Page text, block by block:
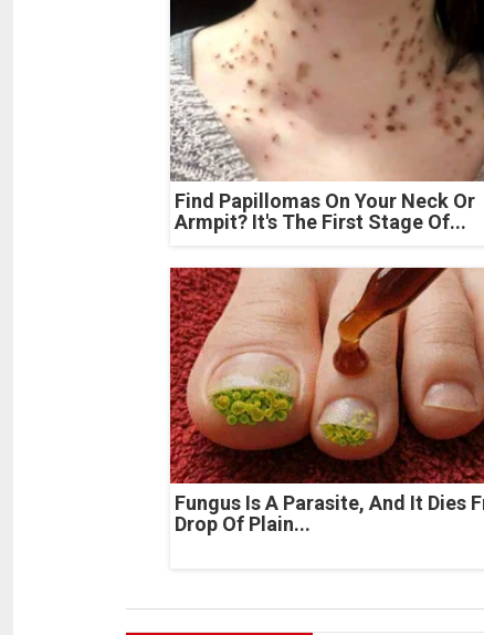
Find Papillomas On Your Neck Or
Armpit? It's The First Stage Of...
Fungus Is A Parasite, And It Dies
Drop Of Plain...